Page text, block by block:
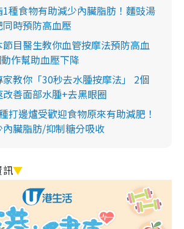
種食物有助減少內臟脂肪！麵豉湯
時預防高血壓
節目醫生教你血管按摩法預防高血
作幫助血壓下降
教你「30秒去水腫按摩法」 2個
善面部水腫+去黑眼圈
打邊爐受歡迎食物原來有助減肥！
臟脂肪/抑制糖分吸收
訊▼